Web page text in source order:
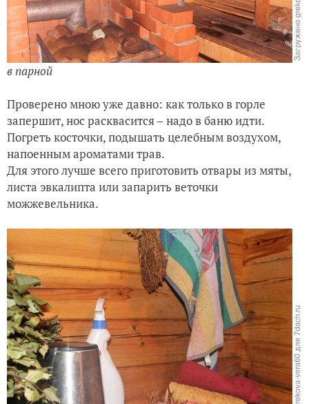
в парной
Проверено мною уже давно: как только в горле
запершит, нос расквасится – надо в баню идти.
Погреть косточки, подышать целебным воздухом,
напоенным ароматами трав.
Для этого лучше всего приготовить отвары из мяты,
листа эвкалипта или запарить веточки
можжевельника.